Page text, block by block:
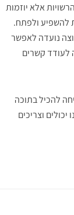
אלא יוזמות
להשפיע ולפתח.
נועדה לאפשר
לעודד קשרים
להכיל בתוכה
וצריכים